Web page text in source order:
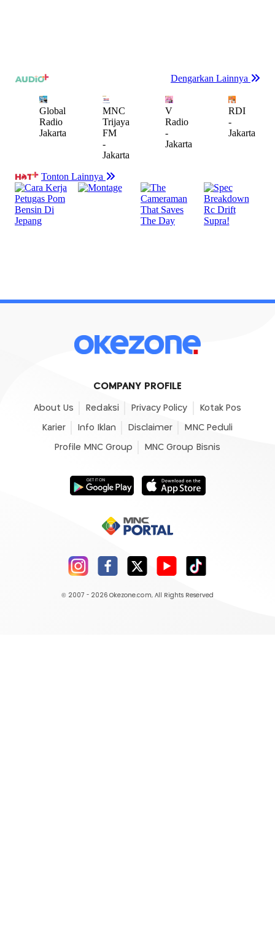
COMPANY PROFILE
About Us Redaksi Privacy Policy Kotak Pos
Karier Info Iklan Disclaimer MNC Peduli
Profile MNC Group MNC Group Bisnis
© 2007 - 2026 Okezone.com, All Rights Reserved